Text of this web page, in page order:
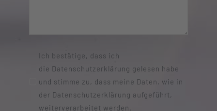
Ich bestätige, dass ich
die Datenschutzerklärung gelesen habe
und stimme zu, dass meine Daten, wie in
der Datenschutzerklärung aufgeführt,
weiterverarbeitet werden.